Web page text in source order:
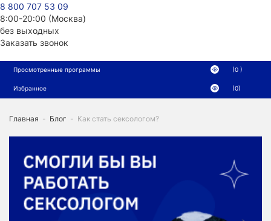
8 800 707 53 09
8:00-20:00 (Москва)
без выходных
Заказать звонок
Просмотренные программы (0 )
Избранное (0)
Главная - Блог - Как стать сексологом?